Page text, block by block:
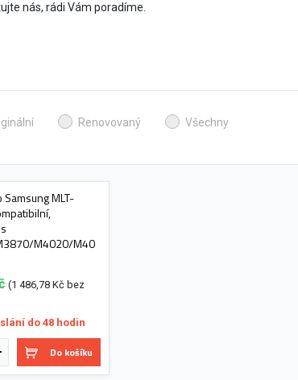
nás, rádi Vám poradíme.
Renovovaný Všechny
MLT-
M4020/M40
(1 486,78 Kč bez
do 48 hodin
Do košíku